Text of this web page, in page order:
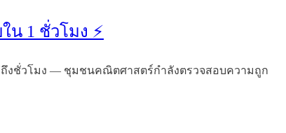
1 ชั่วโมง ⚡
าไม่ถึงชั่วโมง — ชุมชนคณิตศาสตร์กำลังตรวจสอบความถูก